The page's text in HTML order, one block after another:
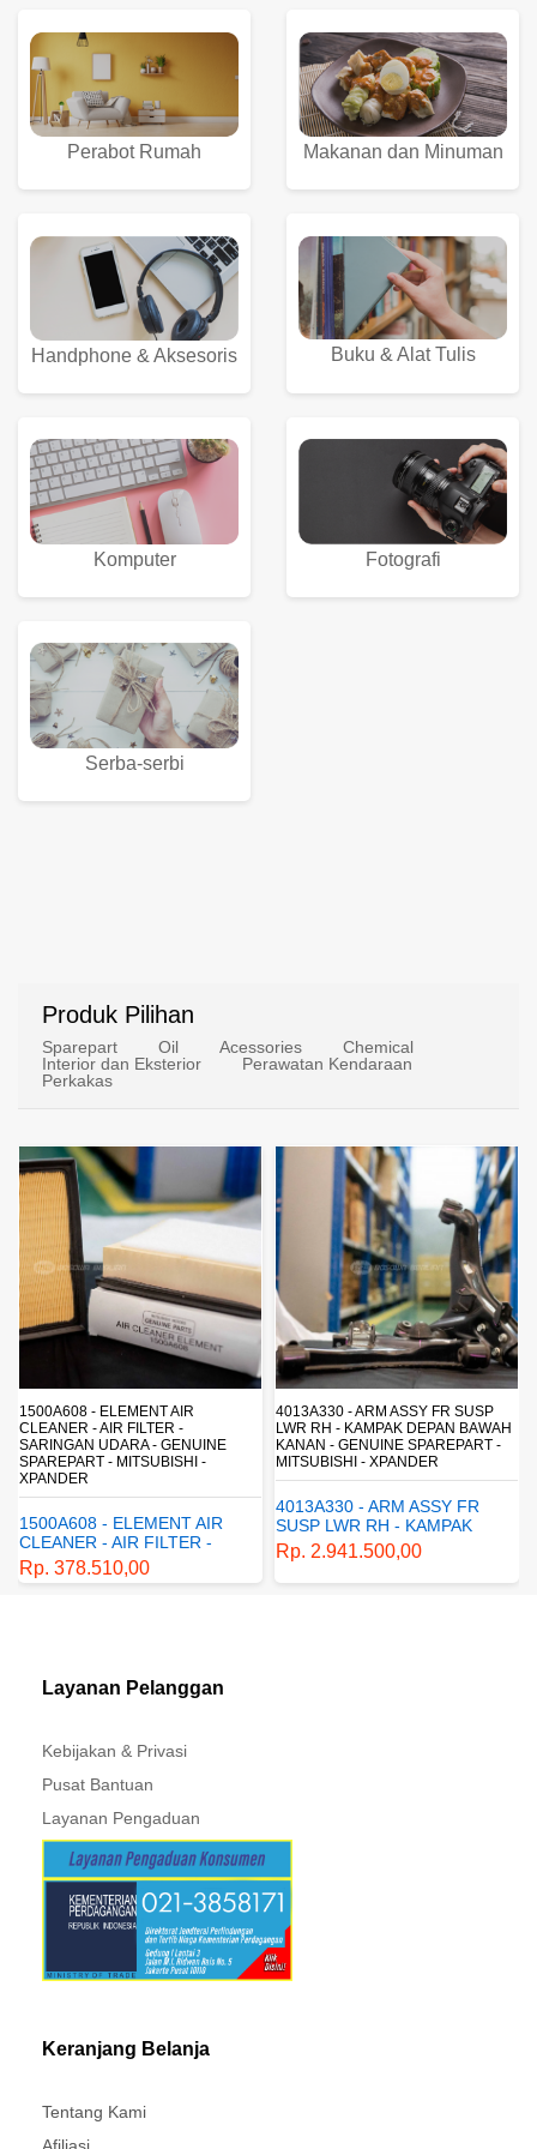
Perabot Rumah Makanan dan Minuman
Handphone & Aksesoris Buku & Alat Tulis
Komputer Fotografi
Serba-serbi
Produk Pilihan
Sparepart Oil Acessories
Chemical
Interior dan Eksterior
Perawatan Kendaraan
Perkakas
4013A330 - ARM ASSY FR SUSP
LWR RH - KAMPAK DEPAN BAWAH
KANAN - GENUINE SPAREPART -
MITSUBISHI - XPANDER
SUSP LWR RH - KAMPAK
DEPAN BAWAH KANAN -
GENUINE SPAREPART -
MITSUBISHI - XPANDER
Rp. 2.941.500,00
4162A413 - SHOCK ABSORBER RR
SUSP - SUSPENSI BELAKANG -
SHOCKBREAKER BELAKANG -
GENUINE SPAREPART -
MITSUBISHI - XPANDER
4162A413 - SHOCK
ABSORBER RR SUSP -
SUSPENSI BELAKANG -
SHOCKBREAKER BELAKANG
Rp. 1.198.800,00
Layanan Pelanggan
Kebijakan & Privasi
Pusat Bantuan
Layanan Pengaduan
Keranjang Belanja
Tentang Kami
Afiliasi